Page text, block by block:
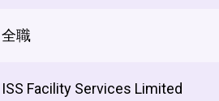
全職
ISS Facility Services Limited